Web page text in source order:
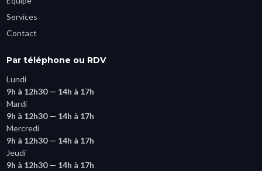
Services
Contact
Par téléphone ou RDV
Lundi
9h à 12h30 — 14h à 17h
Mardi
9h à 12h30 — 14h à 17h
Mercredi
9h à 12h30 — 14h à 17h
Jeudi
9h à 12h30 — 14h à 17h